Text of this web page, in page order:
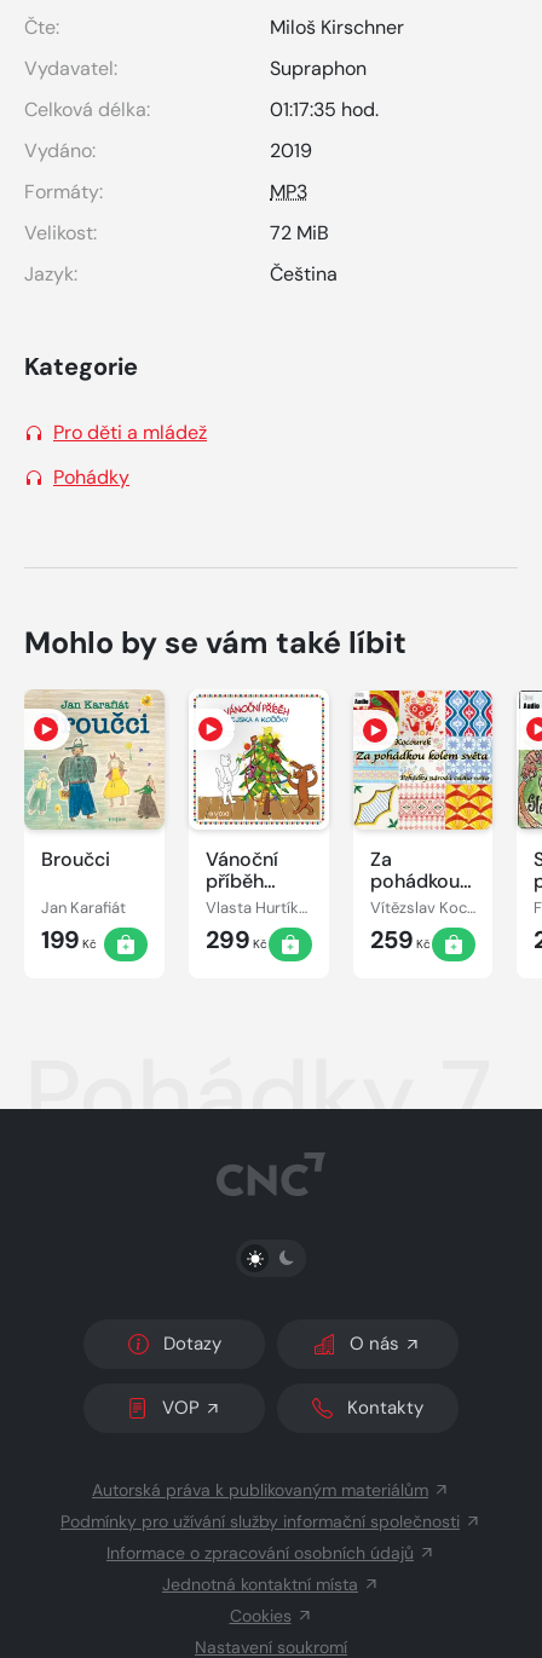
Čte:
Miloš Kirschner
Vydavatel:
Supraphon
Celková délka:
01:17:35 hod.
Vydáno:
2019
Formáty:
MP3
Velikost:
72 MiB
Jazyk:
Čeština
Kategorie
Pro děti a mládež
Pohádky
Mohlo by se vám také líbit
Broučci
Jan Karafiát
199 Kč
Vánoční
příběh
pejska a
kočičky
Vlasta Hurtíková
299 Kč
Za
pohádkou
kolem
světa
Vítězslav Kocourek
259 Kč
Pohádky 7
PŘEPNOUT SVĚTLÝ/TMAVÝ REŽIM
Dotazy O nás
VOP Kontakty
Autorská práva k publikovaným materiálům
Podmínky pro užívání služby informační společnosti
Informace o zpracování osobních údajů
Jednotná kontaktní místa
Cookies
Nastavení soukromí